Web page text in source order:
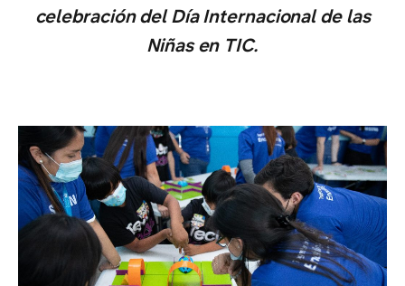
celebración del Día Internacional de las
Niñas en TIC.